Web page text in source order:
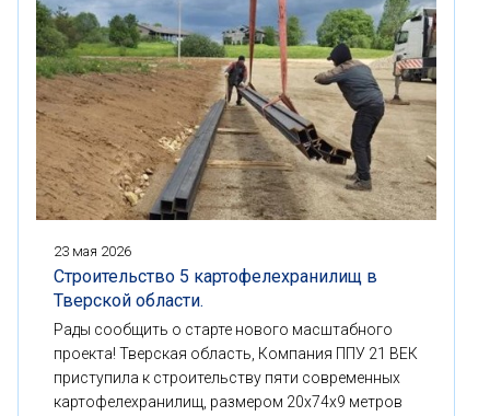
23 мая 2026
Строительство 5 картофелехранилищ в
Тверской области.
Рады сообщить о старте нового масштабного
проекта! Тверская область, Компания ППУ 21 ВЕК
приступила к строительству пяти современных
картофелехранилищ, размером 20x74x9 метров